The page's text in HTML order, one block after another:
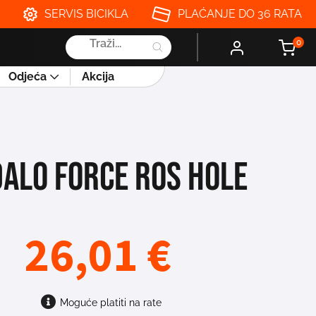
SERVIS BICIKLA PLAĆANJE DO 36 RATA
Products
search
0
Odjeća Akcija
FORCE ROS HOLE
26,01€
Moguće platiti na rate